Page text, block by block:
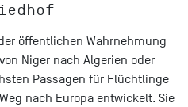
öffentlichen Wahrnehmung
Niger nach Algerien oder
Passagen für Flüchtlinge
nach Europa entwickelt. Sie